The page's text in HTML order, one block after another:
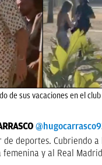
de sus vacaciones en el
de deportes. Cubriendo a
femenina y al Real